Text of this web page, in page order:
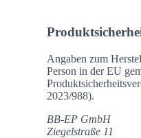
Angaben zum
Person in der EU
2023/988).
BB-EP GmbH
Ziegelstraße 11